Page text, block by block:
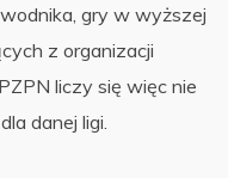
gry w wyższej
z organizacji
liczy się więc nie
danej ligi.